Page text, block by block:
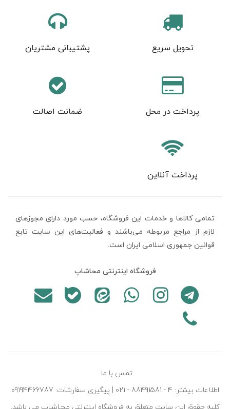
تحویل سریع پشتیبانی مشتریان
پرداخت در محل ضمانت اصالت
پرداخت آنلاین
تمامی كالاها و خدمات اين فروشگاه، حسب مورد دارای مجوزهای
لازم از مراجع مربوطه می‌باشند و فعاليت‌های اين سايت تابع
قوانين جمهوری اسلامی ایران است.
فروشگاه اینترنتی محاشاپ
تماس با ما
اطلاعات بیشتر: 4 - 88491581 - 021 | پیگیری سفارشات: 09194466787
کليه حقوق اين سايت متعلق به فروشگاه اينترنتی محـاشـاپ می باشد.